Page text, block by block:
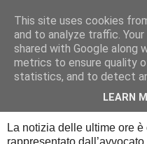
Palla al
lunedì 15 ottobre 2018
La notizia delle ultime ore è
rappresentato
This site uses cookies
and to analyze traffic.
shared with Google along
metrics to ensure quality
statistics, and to detect
LEARN